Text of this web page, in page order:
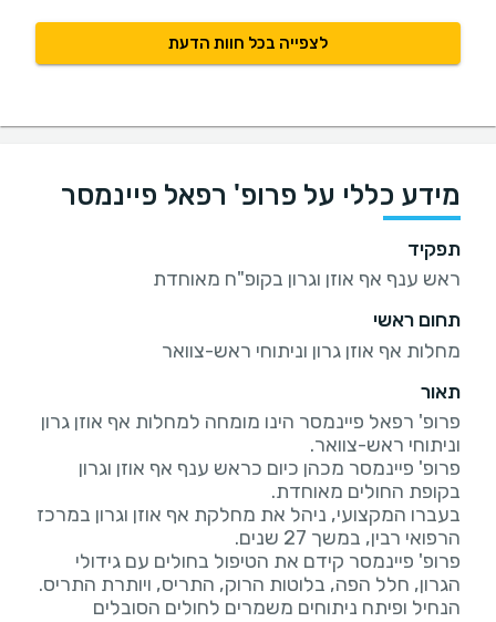
לצפייה בכל חוות הדעת
מידע כללי על פרופ' רפאל פיינמסר
תפקיד
ראש ענף אף אוזן וגרון בקופ"ח מאוחדת
תחום ראשי
מחלות אף אוזן גרון וניתוחי ראש-צוואר
תאור
פרופ' רפאל פיינמסר הינו מומחה למחלות אף אוזן גרון
פרופ' פיינמסר מכהן כיום כראש ענף אף אוזן וגרון
בעברו המקצועי, ניהל את מחלקת אף אוזן וגרון במרכז
פרופ' פיינמסר קידם את הטיפול בחולים עם גידולי
הנחיל ופיתח ניתוחים משמרים לחולים הסובלים